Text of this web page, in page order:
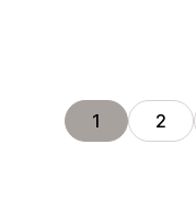
1 2